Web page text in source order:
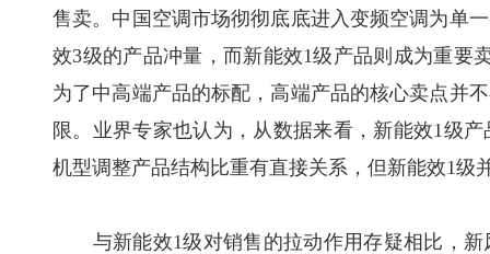
售卖。中国空调市场彻彻底底进入变频空调为单
效3级的产品冲量，而新能效1级产品则成为重要
为了中高端产品的标配，高端产品的核心卖点并
限。业界专家也认为，从数据来看，新能效1级
机型调整产品结构比重有直接关系，但新能效1级
与新能效1级对销售的拉动作用存疑相比，新